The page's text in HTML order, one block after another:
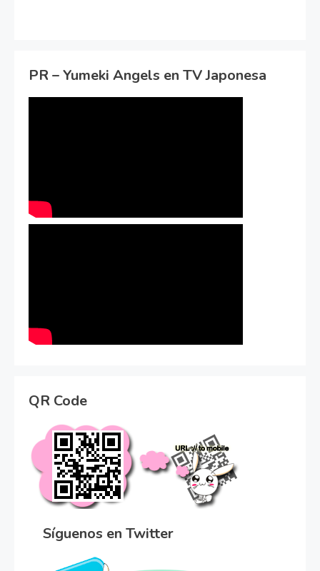
PR – Yumeki Angels en TV Japonesa
QR Code
Síguenos en Twitter